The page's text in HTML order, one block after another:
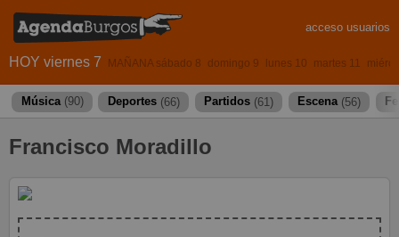
acceso usuarios
HOY viernes 7 MAÑANA sábado 8 domingo 9 lunes 10 martes 11
Música (90) Deportes (66) Partidos (61) Escena (56)
Francisco Moradillo